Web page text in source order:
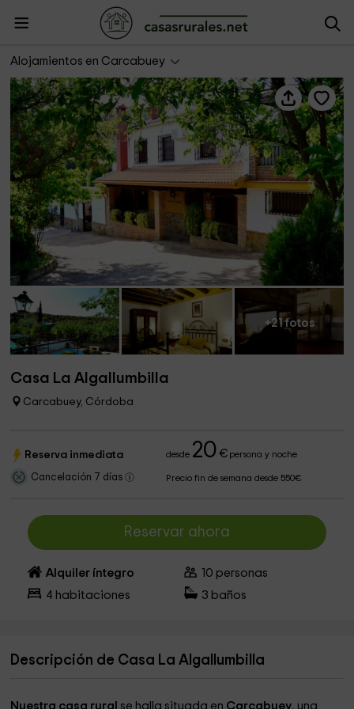
Alojamientos en Carcabuey
Casa La Algallumbilla
+21 fotos
Casa La Algallumbilla
Carcabuey, Córdoba
Reserva inmediata desde 20 €persona y noche
Cancelación 7 días Precio fin de semana desde 550€
Reservar ahora
Alquiler íntegro 10 personas
4 habitaciones 3 baños
Descripción de Casa La Algallumbilla
Nuestra casa rural se halla situada en Carcabuey, una